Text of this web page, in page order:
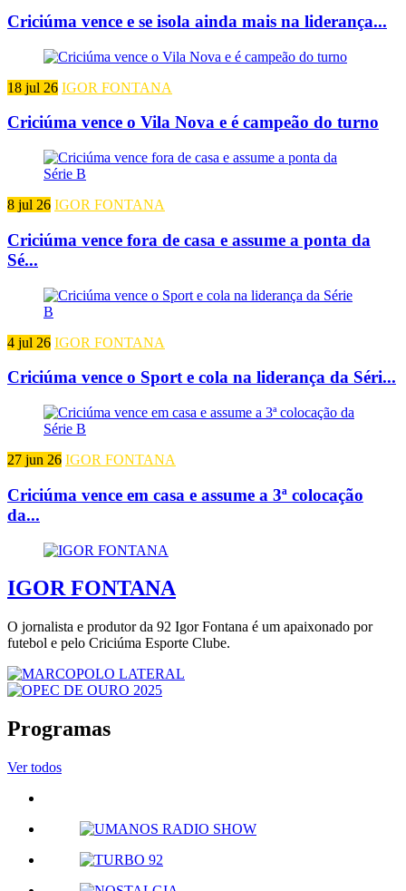
Criciúma vence e se isola ainda mais na liderança...
18 jul 26 IGOR FONTANA
Criciúma vence o Vila Nova e é campeão do turno
8 jul 26 IGOR FONTANA
Criciúma vence fora de casa e assume a ponta da
Sé...
4 jul 26 IGOR FONTANA
Criciúma vence o Sport e cola na liderança da Séri...
27 jun 26 IGOR FONTANA
Criciúma vence em casa e assume a 3ª colocação
da...
IGOR FONTANA
O jornalista e produtor da 92 Igor Fontana é um apaixonado por
futebol e pelo Criciúma Esporte Clube.
Programas
Ver todos